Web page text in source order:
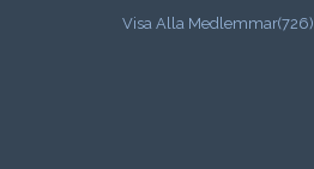
Visa Alla Medlemmar(726)